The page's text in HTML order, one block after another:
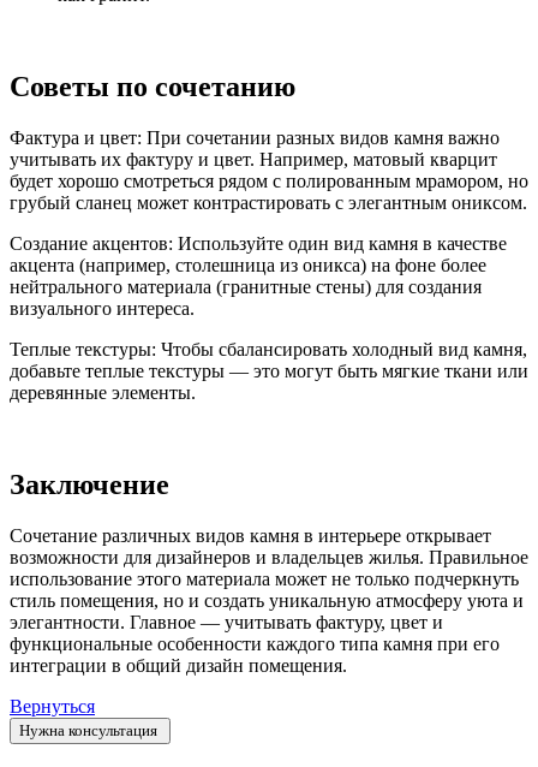
Советы по сочетанию
Фактура и цвет: При сочетании разных видов камня важно
учитывать их фактуру и цвет. Например, матовый кварцит
будет хорошо смотреться рядом с полированным мрамором, но
грубый сланец может контрастировать с элегантным ониксом.
Создание акцентов: Используйте один вид камня в качестве
акцента (например, столешница из оникса) на фоне более
нейтрального материала (гранитные стены) для создания
визуального интереса.
Теплые текстуры: Чтобы сбалансировать холодный вид камня,
добавьте теплые текстуры — это могут быть мягкие ткани или
деревянные элементы.
Заключение
Сочетание различных видов камня в интерьере открывает
возможности для дизайнеров и владельцев жилья. Правильное
использование этого материала может не только подчеркнуть
стиль помещения, но и создать уникальную атмосферу уюта и
элегантности. Главное — учитывать фактуру, цвет и
функциональные особенности каждого типа камня при его
интеграции в общий дизайн помещения.
Вернуться
Нужна консультация